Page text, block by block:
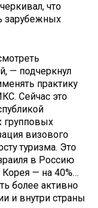
что
зарубежных
— подчеркнул
практику
Сейчас это
групповых
визового
туризма. Это
в Россию
— на 40%…
более активно
и внутри страны